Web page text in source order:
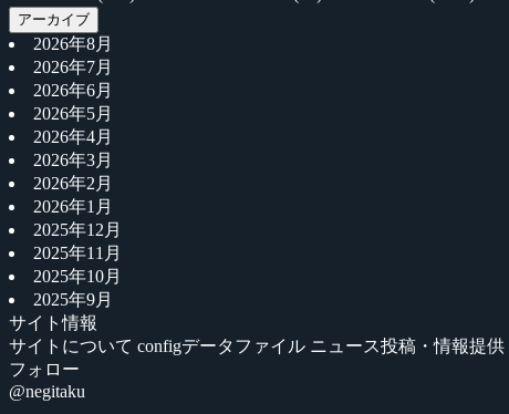
アーカイブ
2026年8月
2026年7月
2026年6月
2026年5月
2026年4月
2026年3月
2026年2月
2026年1月
2025年12月
2025年11月
2025年10月
2025年9月
サイト情報
サイトについて configデータファイル ニュース投稿・情報提供
フォロー
@negitaku